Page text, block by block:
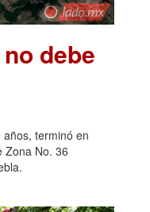
debe
terminó en
Zona No. 36